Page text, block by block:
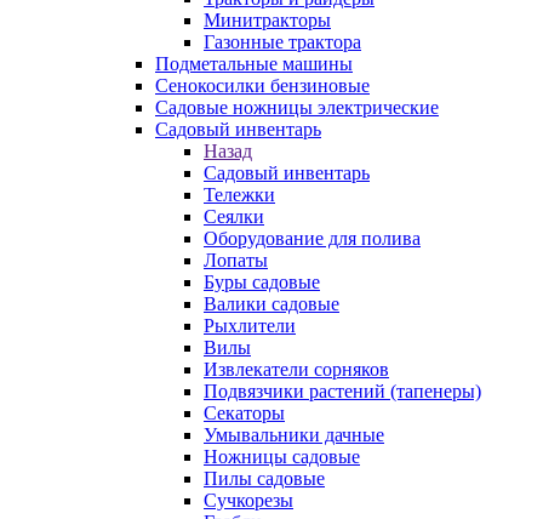
Минитракторы
Газонные трактора
Подметальные машины
Сенокосилки бензиновые
Садовые ножницы электрические
Садовый инвентарь
Назад
Садовый инвентарь
Тележки
Сеялки
Оборудование для полива
Лопаты
Буры садовые
Валики садовые
Рыхлители
Вилы
Извлекатели сорняков
Подвязчики растений (тапенеры)
Секаторы
Умывальники дачные
Ножницы садовые
Пилы садовые
Сучкорезы